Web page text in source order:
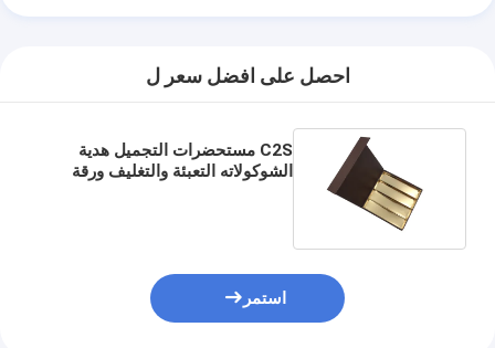
احصل على افضل سعر ل
C2S مستحضرات التجميل هدية
الشوكولاته التعبئة والتغليف ورقة
استمر